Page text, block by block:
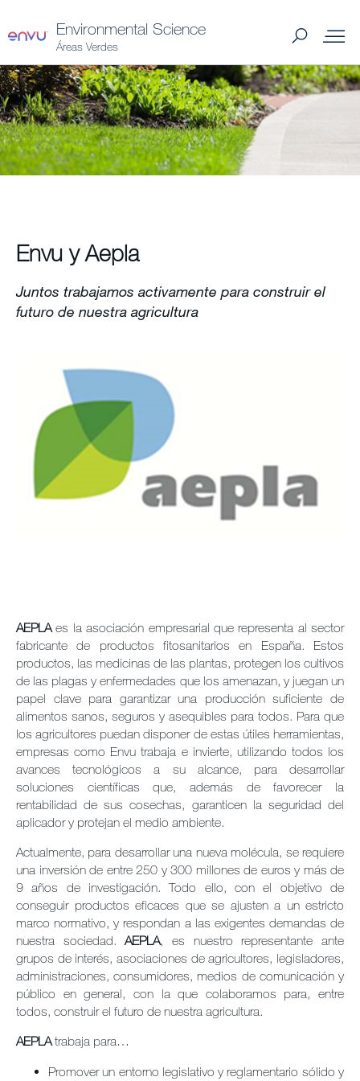
Environmental Science
Áreas Verdes
Contáctanos
Sitemap
Carreras
Productos Spain
Ámbitos de uso
Consejos y preguntas
Noticias y Artículos
Envu y Aepla
Juntos trabajamos activamente para construir el
futuro de nuestra agricultura
AEPLAes la asociación empresarial que representa al sector
fabricante de productos fitosanitarios en España. Estos
productos, las medicinas de las plantas, protegen los cultivos
de las plagas y enfermedades que los amenazan, y juegan un
papel clave para garantizar una producción suficiente de
alimentos sanos, seguros y asequibles para todos. Para que
los agricultores puedan disponer de estas útiles herramientas,
empresas como Envu trabaja e invierte, utilizando todos los
avances tecnológicos a su alcance, para desarrollar
soluciones científicas que, además de favorecer la
rentabilidad de sus cosechas, garanticen la seguridad del
aplicador y protejan el medio ambiente.
Actualmente, para desarrollar una nueva molécula, se requiere
una inversión de entre 250 y 300 millones de euros y más de
9 años de investigación. Todo ello, con el objetivo de
conseguir productos eficaces que se ajusten a un estricto
marco normativo, y respondan a las exigentes demandas de
nuestra sociedad.AEPLA, es nuestro representante ante
grupos de interés, asociaciones de agricultores, legisladores,
administraciones, consumidores, medios de comunicación y
público en general, con la que colaboramos para, entre
todos, construir el futuro de nuestra agricultura.
AEPLAtrabaja para…
Promover un entorno legislativo y reglamentario sólido y